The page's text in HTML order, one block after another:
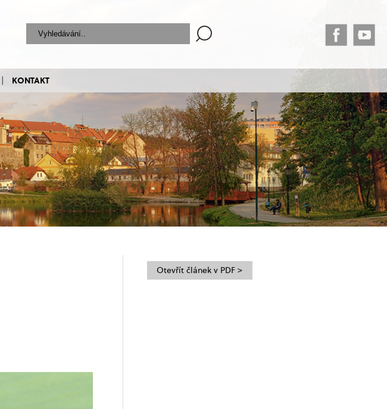
KONTAKT
Otevřít článek v PDF >